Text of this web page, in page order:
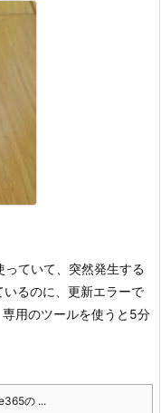
ていて、突然発生する
るのに、更新エラーで
用のツールを使うと5分
の ...